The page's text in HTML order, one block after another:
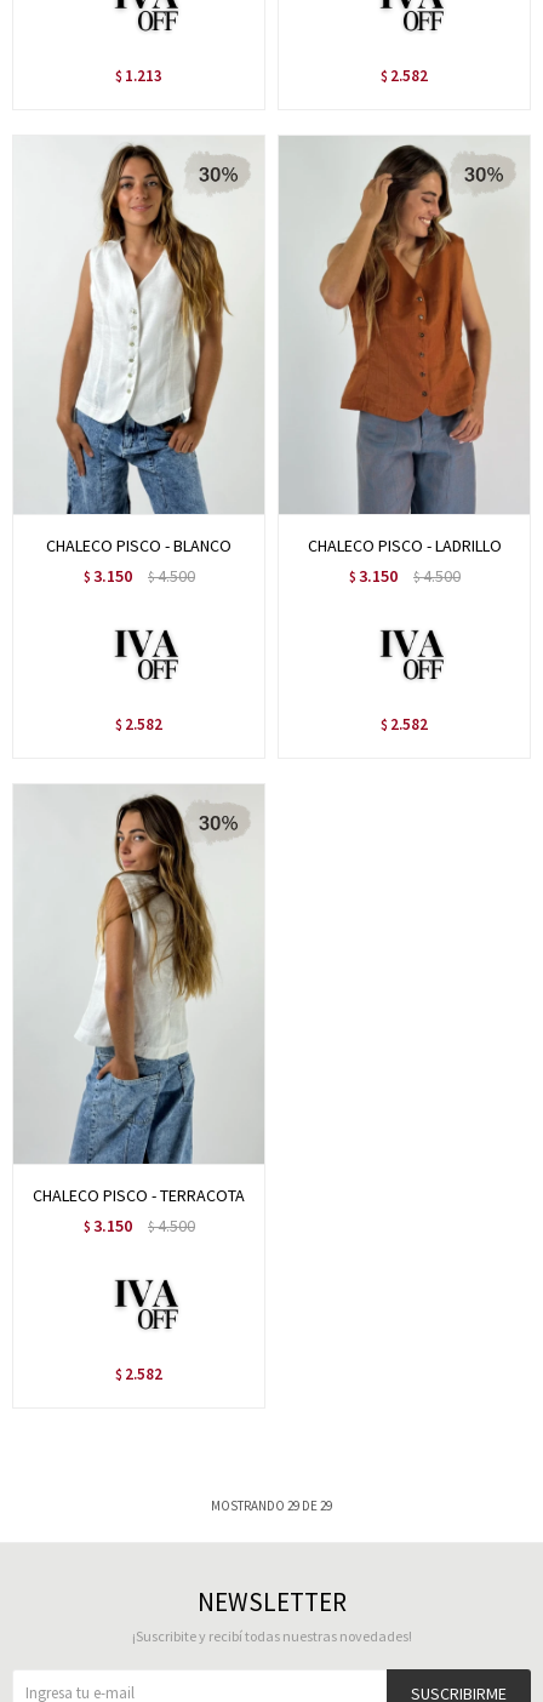
$ 1.213 $ 2.582
CHALECO PISCO - BLANCO
$ 3.150 $4.500
$ 2.582
CHALECO PISCO - LADRILLO
$ 3.150 $4.500
$ 2.582
CHALECO PISCO - TERRACOTA
$ 3.150 $4.500
$ 2.582
MOSTRANDO 29 DE29
NEWSLETTER
¡Suscribite y recibí todas nuestras novedades!
SUSCRIBIRME